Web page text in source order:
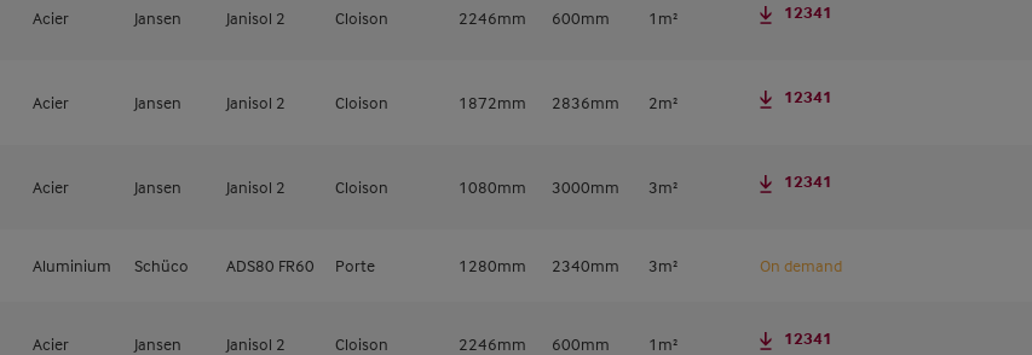
Acier Jansen Janisol 2 Cloison 2246mm 600mm 1m² 12341
Acier Jansen Janisol 2 Cloison 1872mm 2836mm 2m² 12341
Acier Jansen Janisol 2 Cloison 1080mm 3000mm 3m² 12341
Aluminium Schüco ADS80 FR60 Porte 1280mm 2340mm 3m² On demand
Acier Jansen Janisol 2 Cloison 2246mm 600mm 1m² 12341